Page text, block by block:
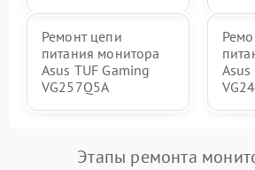
Ремонт цепи
питания монитора
Asus TUF Gaming
VG257Q5A
Asus
Этапы ремонта